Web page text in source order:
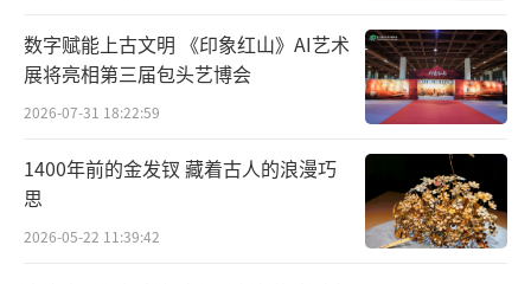
十分重要的文化符号
出土陶器所证明的华夏文明发生的历史，
不仅纠正了安特生等人“中国原始陶器由西亚
传入”的谬说，证明了中国陶器生产早于日本
等国的事实，同时还解决了历史文献记述的错
讹。
数字赋能上古文明 《印象红山》AI艺术
展将亮相第三届包头艺博会
2026-07-31 18:22:59
1400年前的金发钗 藏着古人的浪漫巧
思
2026-05-22 11:39:42